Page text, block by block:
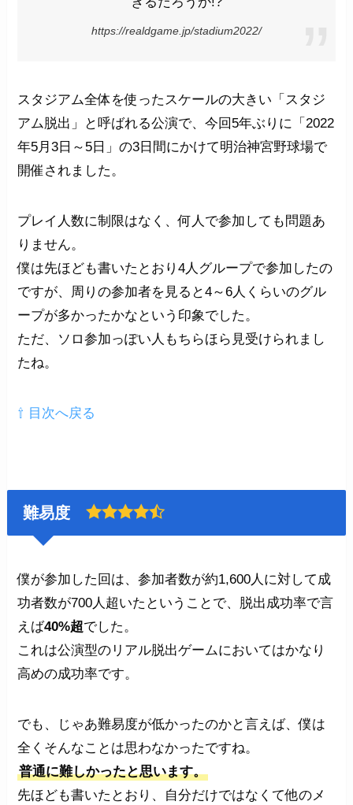
https://realdgame.jp/stadium2022/
スタジアム全体を使ったスケールの大きい「スタジ
アム脱出」と呼ばれる公演で、今回5年ぶりに「2022
年5月3日～5日」の3日間にかけて明治神宮野球場で
開催されました。
プレイ人数に制限はなく、何人で参加しても問題あ
りません。
僕は先ほども書いたとおり4人グループで参加したの
ですが、周りの参加者を見ると4～6人くらいのグル
ープが多かったかなという印象でした。
ただ、ソロ参加っぽい人もちらほら見受けられまし
たね。
⇧ 目次へ戻る
難易度
僕が参加した回は、参加者数が約1,600人に対して成
功者数が700人超いたということで、脱出成功率で言
えば40%超でした。
これは公演型のリアル脱出ゲームにおいてはかなり
高めの成功率です。
でも、じゃあ難易度が低かったのかと言えば、僕は
全くそんなことは思わなかったですね。
普通に難しかったと思います。
先ほども書いたとおり、自分だけではなくて他のメ